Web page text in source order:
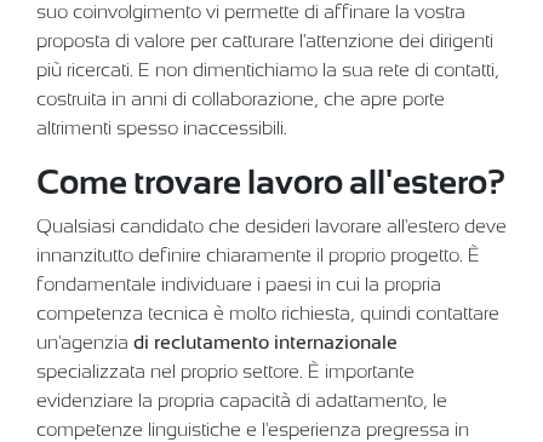
suo coinvolgimento vi permette di affinare la vostra
proposta di valore per catturare l'attenzione dei dirigenti
più ricercati. E non dimentichiamo la sua rete di contatti,
costruita in anni di collaborazione, che apre porte
altrimenti spesso inaccessibili.
Come trovare lavoro all'estero?
Qualsiasi candidato che desideri lavorare all'estero deve
innanzitutto definire chiaramente il proprio progetto. È
fondamentale individuare i paesi in cui la propria
competenza tecnica è molto richiesta, quindi contattare
un'agenzia di reclutamento internazionale
specializzata nel proprio settore. È importante
evidenziare la propria capacità di adattamento, le
competenze linguistiche e l'esperienza pregressa in